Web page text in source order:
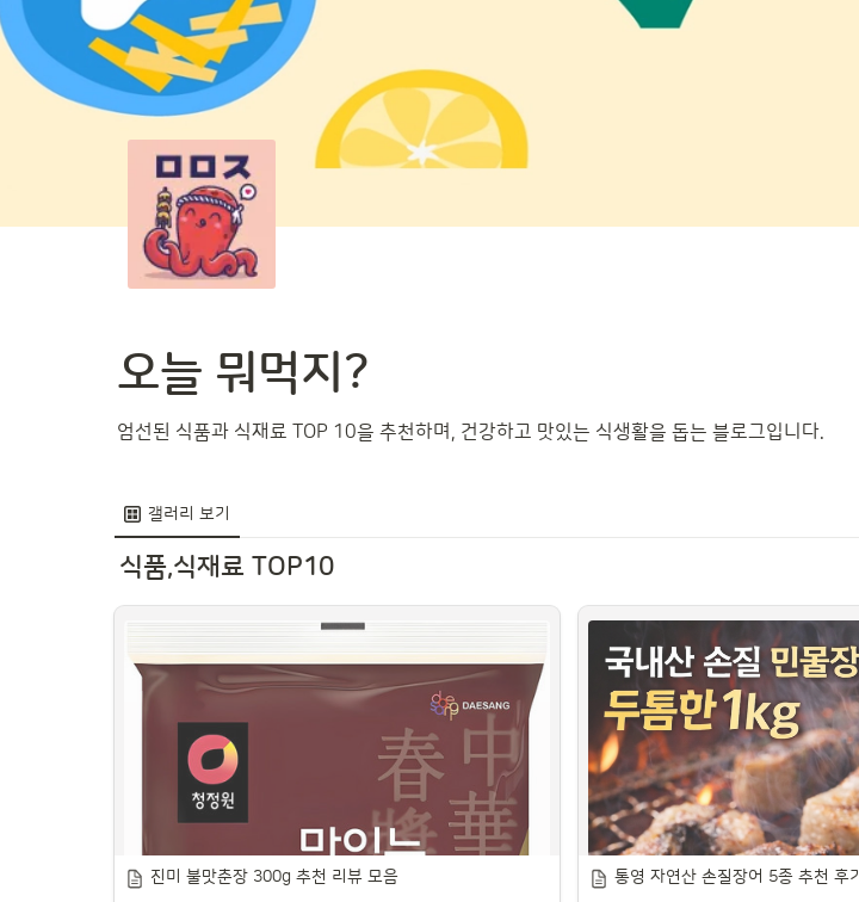
오늘 뭐먹지?
엄선된 식품과 식재료 TOP 10을 추천하며, 건강하고 맛있는 식생활을 돕는 블로그입니다.
갤러리 보기
식품,식재료 TOP10
진미 불맛춘장 300g 추천 리뷰 모음 통영 자연산 손질장어 5종 추천 후기